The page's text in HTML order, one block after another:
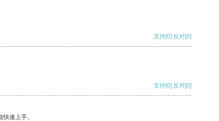
支持[0] 反对[0]
支持[0] 反对[0]
速上手。